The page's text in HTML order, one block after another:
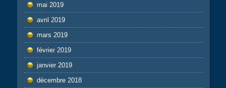
mai 2019
avril 2019
mars 2019
février 2019
janvier 2019
décembre 2018